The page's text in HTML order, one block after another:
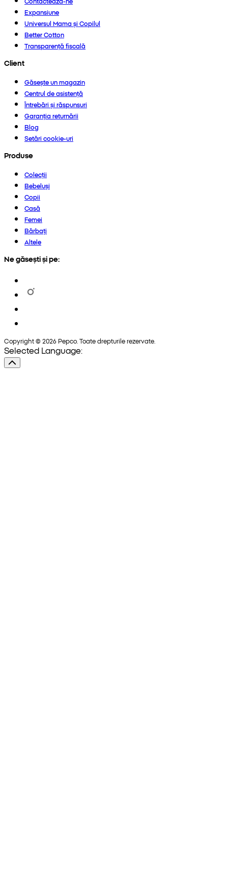
Expansiune
Universul Mama și Copilul
Better Cotton
Transparență fiscală
Client
Găsește un magazin
Centrul de asistență
Întrebări și răspunsuri
Garanția returnării
Blog
Setări cookie-uri
Produse
Colecții
Bebeluși
Copii
Casă
Femei
Bărbați
Altele
Ne găsești și pe:
Copyright © 2026 Pepco. Toate drepturile rezervate.
Selected Language: